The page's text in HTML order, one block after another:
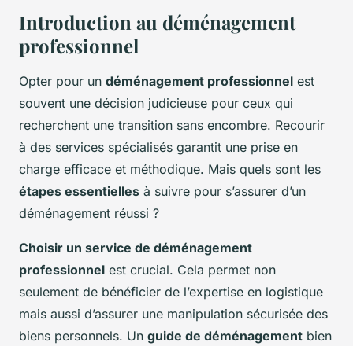
Introduction au déménagement
professionnel
Opter pour un déménagement professionnel est
souvent une décision judicieuse pour ceux qui
recherchent une transition sans encombre. Recourir
à des services spécialisés garantit une prise en
charge efficace et méthodique. Mais quels sont les
étapes essentielles à suivre pour s’assurer d’un
déménagement réussi ?
Choisir un service de déménagement
professionnel est crucial. Cela permet non
seulement de bénéficier de l’expertise en logistique
mais aussi d’assurer une manipulation sécurisée des
biens personnels. Un guide de déménagement bien